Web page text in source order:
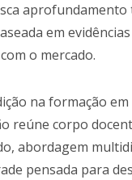
aprofundamento
em
o mercado.
na formação em
reúne corpo
abordagem
pensada para